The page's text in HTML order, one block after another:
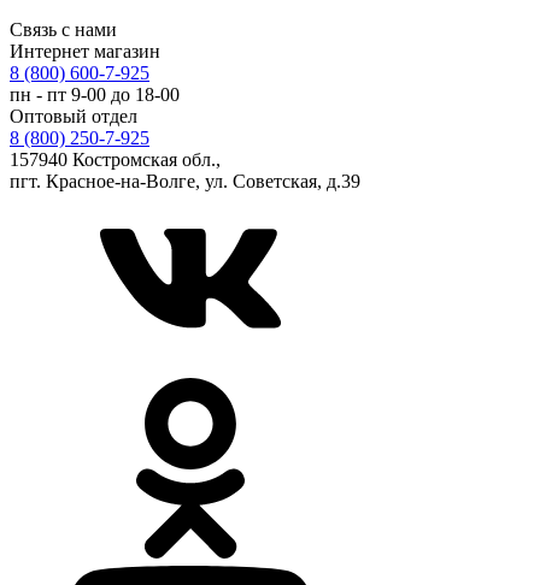
Связь с нами
Интернет магазин
8 (800) 600-7-925
пн - пт 9-00 до 18-00
Оптовый отдел
8 (800) 250-7-925
157940 Костромская обл.,
пгт. Красное-на-Волге, ул. Советская, д.39